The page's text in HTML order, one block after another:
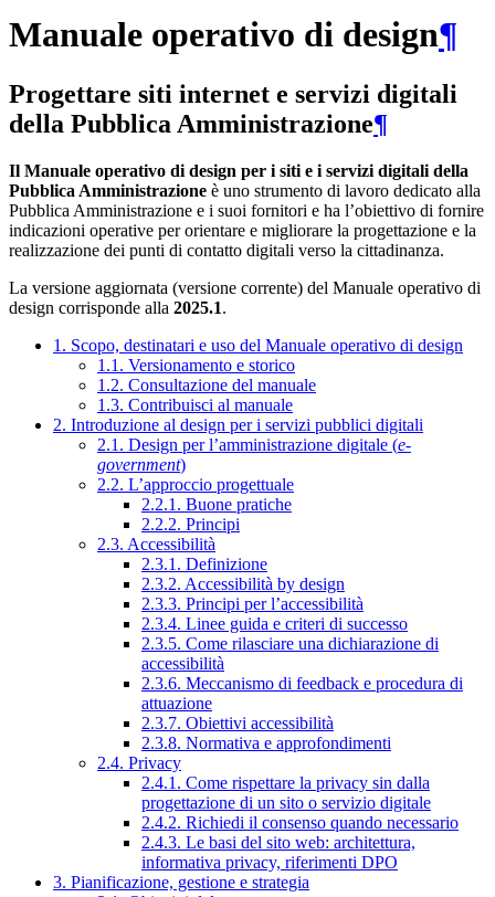
Manuale operativo di design¶
Progettare siti internet e servizi digitali
della Pubblica Amministrazione¶
Il Manuale operativo di design per i siti e i servizi digitali della
Pubblica Amministrazione è uno strumento di lavoro dedicato alla
Pubblica Amministrazione e i suoi fornitori e ha l’obiettivo di fornire
indicazioni operative per orientare e migliorare la progettazione e la
realizzazione dei punti di contatto digitali verso la cittadinanza.
La versione aggiornata (versione corrente) del Manuale operativo di
design corrisponde alla 2025.1.
1. Scopo, destinatari e uso del Manuale operativo di design
1.1. Versionamento e storico
1.2. Consultazione del manuale
1.3. Contribuisci al manuale
2. Introduzione al design per i servizi pubblici digitali
2.1. Design per l’amministrazione digitale (e-
government)
2.2. L’approccio progettuale
2.2.1. Buone pratiche
2.2.2. Principi
2.3. Accessibilità
2.3.1. Definizione
2.3.2. Accessibilità by design
2.3.3. Principi per l’accessibilità
2.3.4. Linee guida e criteri di successo
2.3.5. Come rilasciare una dichiarazione di
accessibilità
2.3.6. Meccanismo di feedback e procedura di
attuazione
2.3.7. Obiettivi accessibilità
2.3.8. Normativa e approfondimenti
2.4. Privacy
2.4.1. Come rispettare la privacy sin dalla
progettazione di un sito o servizio digitale
2.4.2. Richiedi il consenso quando necessario
2.4.3. Le basi del sito web: architettura,
informativa privacy, riferimenti DPO
3. Pianificazione, gestione e strategia